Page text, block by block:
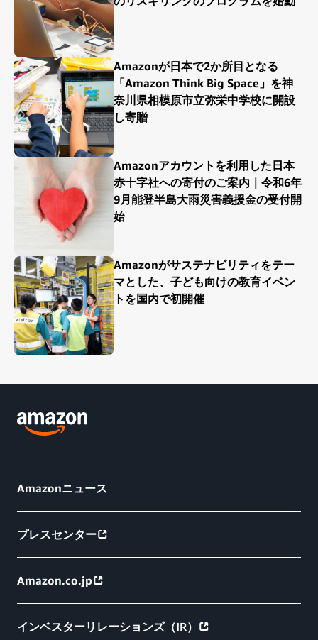
Amazonが日本で2か所目となる
「Amazon Think Big Space」を神
奈川県相模原市立弥栄中学校に開設
し寄贈
Amazonアカウントを利用した日本
赤十字社への寄付のご案内｜令和6年
9月能登半島大雨災害義援金の受付開
始
Amazonがサステナビリティをテー
マとした、子ども向けの教育イベン
トを国内で初開催
Amazonニュース
プレスセンター
Amazon.co.jp
インベスターリレーションズ（IR）